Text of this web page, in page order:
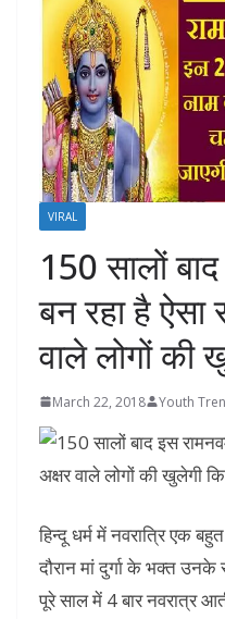
VIRAL
150 सालों
बन रहा है ऐसा
वाले लोगों की
March 22, 2018 Youth
हिन्दू धर्म में नवरात्रि एक
दौरान मां दुर्गा के भक्त उनके
पूरे साल में 4 बार नवरात्र